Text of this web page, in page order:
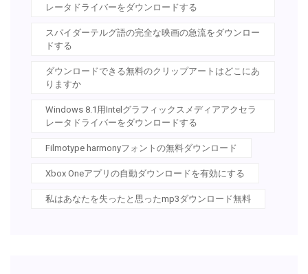
レータドライバーをダウンロードする
スパイダーテルグ語の完全な映画の急流をダウンロー
ドする
ダウンロードできる無料のクリップアートはどこにあ
りますか
Windows 8.1用Intelグラフィックスメディアアクセラ
レータドライバーをダウンロードする
Filmotype harmonyフォントの無料ダウンロード
Xbox Oneアプリの自動ダウンロードを有効にする
私はあなたを失ったと思ったmp3ダウンロード無料